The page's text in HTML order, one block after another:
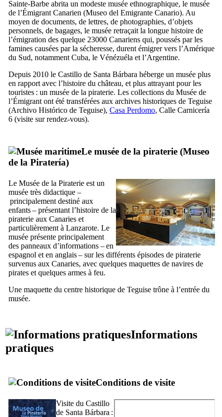
Sainte-Barbe abrita un modeste musée ethnographique, le musée
de l’Émigrant Canarien (Museo del Emigrante Canario). Au
moyen de documents, de lettres, de photographies, d’objets
personnels, de bagages, le musée retraçait la longue histoire de
l’émigration des quelque 23000 Canariens qui, poussés par les
famines causées par la sécheresse, durent émigrer vers l’Amérique
du Sud, notamment Cuba, le Vénézuéla et l’Argentine.
Depuis 2010 le Castillo de Santa Bárbara héberge un musée plus
en rapport avec l’histoire du château, et plus attrayant pour les
touristes : un musée de la piraterie. Les collections du Musée de
l’Émigrant ont été transférées aux archives historiques de Teguise
(Archivo Histórico de Teguise), Casa Perdomo, Calle Carnicería
6 (visite sur rendez-vous).
Le musée de la piraterie (Museo
de la Piratería)
Le Musée de la Piraterie est un
musée très didactique –
principalement destiné aux
enfants – présentant l’histoire de la
piraterie aux Canaries et
particulièrement à Lanzarote. Le
musée présente principalement
des panneaux d’informations – en
espagnol et en anglais – sur les différents épisodes de piraterie
survenus aux Canaries, avec quelques maquettes de navires de
pirates et quelques armes à feu.
Une maquette du centre historique de Teguise trône à l’entrée du
musée.
Informations
pratiques
Conditions de visite
Visite du Castillo
de Santa Bárbara :